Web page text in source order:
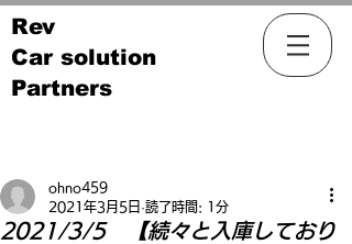
Rev
Car solution
Partners
2021/3/5 【続々と入庫しており
ohno459
2021年3月5日 読了時間: 1分